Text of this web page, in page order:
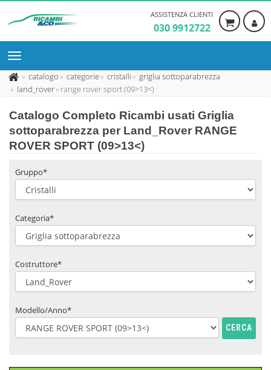
ASSISTENZA CLIENTI
030 9912722
catalogo categorie cristalli
griglia sottoparabrezza
land_rover
range rover sport (09>13<)
Catalogo Completo Ricambi usati Griglia
sottoparabrezza per Land_Rover RANGE
ROVER SPORT (09>13<)
Gruppo*
Categoria*
Costruttore*
Modello/Anno*
CERCA